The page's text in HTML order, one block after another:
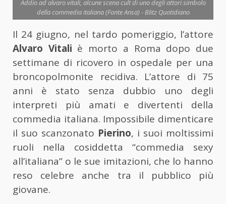
Addio ad alvaro vitali, alcune scena cult di uno degli attori simbolo
della commedia italiana (Fonte Ansa) - Blitz Quotidiano
Il 24 giugno, nel tardo pomeriggio, l’attore
Alvaro Vitali è morto a Roma dopo due
settimane di ricovero in ospedale per una
broncopolmonite recidiva. L’attore di 75
anni è stato senza dubbio uno degli
interpreti più amati e divertenti della
commedia italiana. Impossibile dimenticare
il suo scanzonato Pierino, i suoi moltissimi
ruoli nella cosiddetta “commedia sexy
all’italiana” o le sue imitazioni, che lo hanno
reso celebre anche tra il pubblico più
giovane.